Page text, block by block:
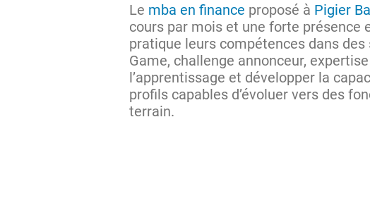
Le mba en finance proposé à Pigier
cours par mois et une forte
pratique leurs compétences dans
Game, challenge annonceur,
l’apprentissage et développer la
profils capables d’évoluer vers des
terrain.